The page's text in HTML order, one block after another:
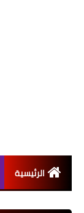
الرئيسية